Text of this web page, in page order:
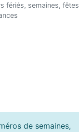
fériés, semaines, fêtes
de semaines,